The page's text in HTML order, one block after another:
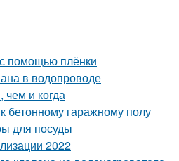
помощью плёнки
в водопроводе
чем и когда
бетонному гаражному полу
для посуды
2022